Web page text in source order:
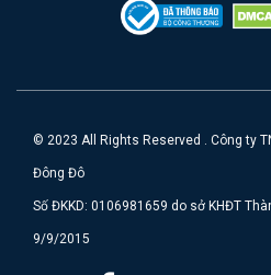
© 2023 All Rights Reserved . Công ty
Đông Đô
Số ĐKKD: 0106981659 do sở KHĐT
9/9/2015